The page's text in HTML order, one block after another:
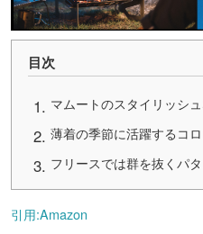
目次
マムートのスタイリッシ
薄着の季節に活躍するコ
フリースでは群を抜くパ
引用:Amazon